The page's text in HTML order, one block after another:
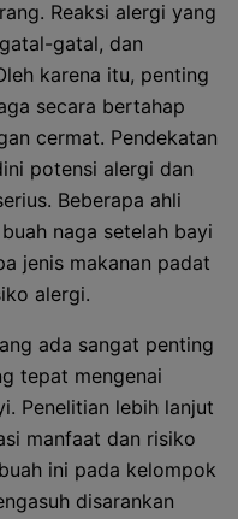
Reaksi alergi yang
gatal, dan
karena itu, penting
secara bertahap
cermat. Pendekatan
potensi alergi dan
Beberapa ahli
naga setelah bayi
jenis makanan padat
alergi.
ada sangat penting
tepat mengenai
Penelitian lebih lanjut
manfaat dan risiko
ini pada kelompok
disarankan